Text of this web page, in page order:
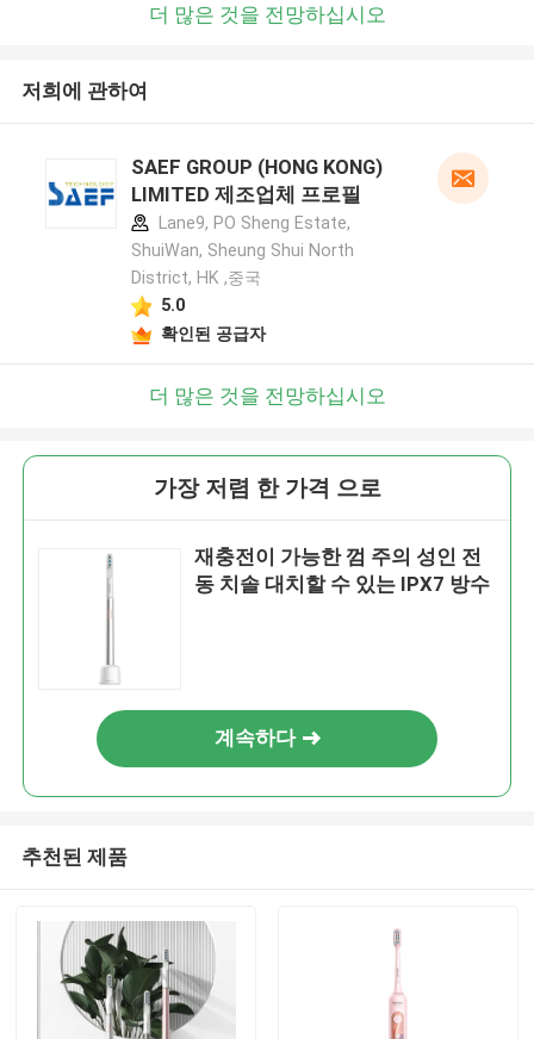
더 많은 것을 전망하십시오
저희에 관하여
SAEF GROUP (HONG KONG)
LIMITED 제조업체 프로필
Lane9, PO Sheng Estate,
ShuiWan, Sheung Shui North
District, HK ,중국
5.0
확인된 공급자
더 많은 것을 전망하십시오
가장 저렴 한 가격 으로
재충전이 가능한 껌 주의 성인 전
동 치솔 대치할 수 있는 IPX7 방수
계속하다
추천된 제품